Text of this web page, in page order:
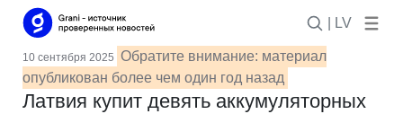
| LV
10 сентября 2025 Обратите внимание: материал
опубликован более чем один год назад
Латвия купит девять аккумуляторных